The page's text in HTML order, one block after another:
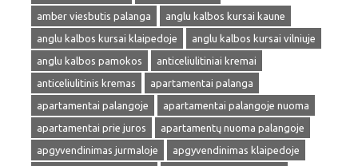
amber viesbutis palanga
anglu kalbos kursai kaune
anglu kalbos kursai klaipedoje
anglu kalbos kursai vilniuje
anglu kalbos pamokos
anticeliulitiniai kremai
anticeliulitinis kremas
apartamentai palanga
apartamentai palangoje
apartamentai palangoje nuoma
apartamentai prie juros
apartamentų nuoma palangoje
apgyvendinimas jurmaloje
apgyvendinimas klaipedoje